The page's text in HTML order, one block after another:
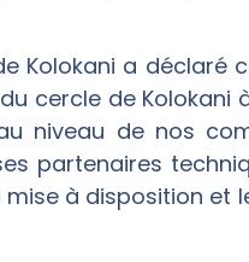
Kolokani a déclaré
cercle de
niveau de nos
partenaires
à disposition et